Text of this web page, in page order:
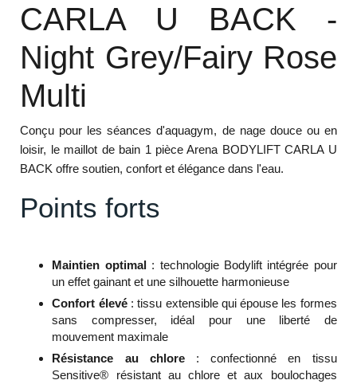
CARLA U BACK -
Night Grey/Fairy Rose
Multi
Conçu pour les séances d'aquagym, de nage douce ou en
loisir, le maillot de bain 1 pièce Arena BODYLIFT CARLA U
BACK offre soutien, confort et élégance dans l'eau.
Points forts
Maintien optimal: technologie Bodylift intégrée pour
un effet gainant et une silhouette harmonieuse
Confort élevé: tissu extensible qui épouse les formes
sans compresser, idéal pour une liberté de
mouvement maximale
Résistance au chlore: confectionné en tissu
Sensitive® résistant au chlore et aux boulochages